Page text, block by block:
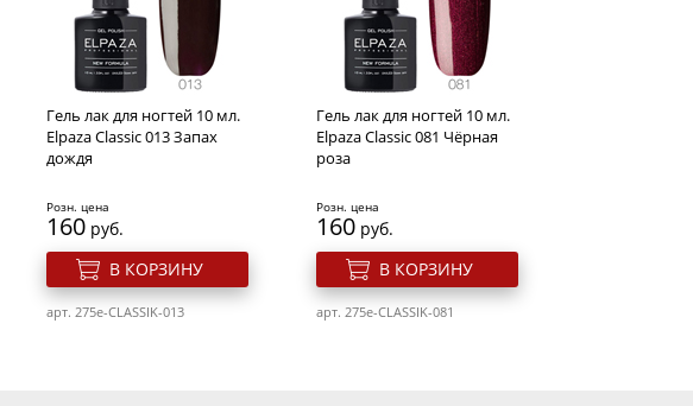
Гель лак для ногтей 10 мл.
Elpaza Classic 013 Запах
дождя
Розн. цена
160 руб.
В КОРЗИНУ
арт. 275e-CLASSIK-013
Гель лак для ногтей 10 мл.
Elpaza Classic 081 Чёрная
роза
Розн. цена
160 руб.
В КОРЗИНУ
арт. 275e-CLASSIK-081